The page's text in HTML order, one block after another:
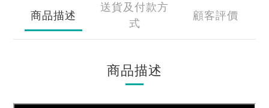
商品描述
送貨及付款方
式
顧客評價
商品描述